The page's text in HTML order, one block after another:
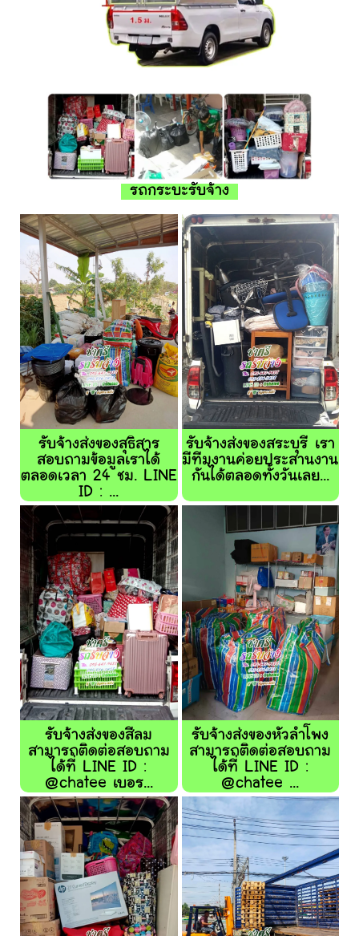
รถกระบะรับจ้าง
รับจ้างส่งของสุธิสาร
สอบถามข้อมูลเราได้
ตลอดเวลา 24 ชม. LINE
ID : ...
รับจ้างส่งของสระบุรี เรา
มีทีมงานค่อยประสานงาน
กันได้ตลอดทั้งวันเลย...
รับจ้างส่งของสีลม
สามารถติดต่อสอบถาม
ได้ที่ LINE ID :
@chatee เบอร...
รับจ้างส่งของหัวลำโพง
สามารถติดต่อสอบถาม
ได้ที่ LINE ID :
@chatee ...